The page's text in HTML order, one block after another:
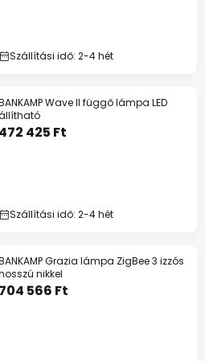
Szállítási idő: 2-4 hét
Wave II függő lámpa LED
472 425 Ft
Szállítási idő: 2-4 hét
Grazia lámpa ZigBee 3 izzós
nikkel
704 566 Ft